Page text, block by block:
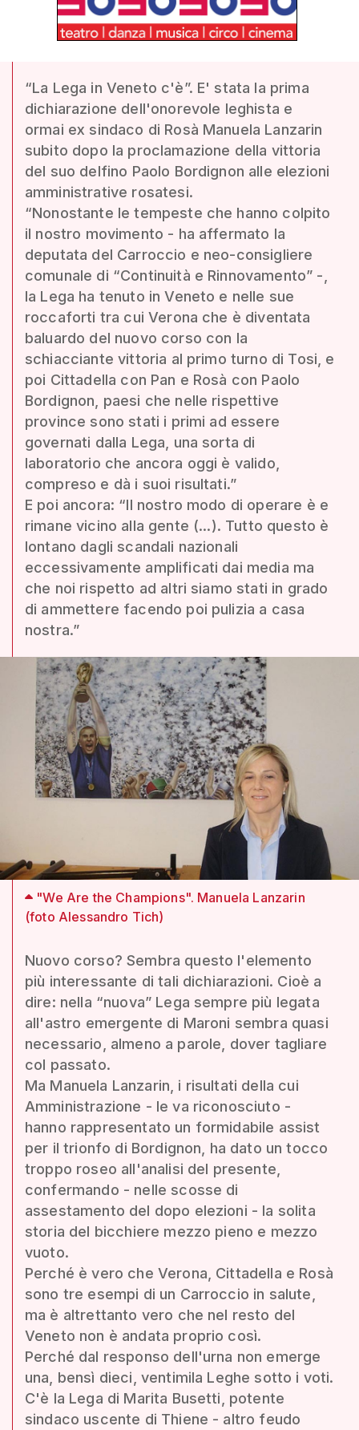
“La Lega in Veneto c'è”. E' stata la prima
dichiarazione dell'onorevole leghista e
ormai ex sindaco di Rosà Manuela Lanzarin
subito dopo la proclamazione della vittoria
del suo delfino Paolo Bordignon alle elezioni
amministrative rosatesi.
“Nonostante le tempeste che hanno colpito
il nostro movimento - ha affermato la
deputata del Carroccio e neo-consigliere
comunale di “Continuità e Rinnovamento” -,
la Lega ha tenuto in Veneto e nelle sue
roccaforti tra cui Verona che è diventata
baluardo del nuovo corso con la
schiacciante vittoria al primo turno di Tosi, e
poi Cittadella con Pan e Rosà con Paolo
Bordignon, paesi che nelle rispettive
province sono stati i primi ad essere
governati dalla Lega, una sorta di
laboratorio che ancora oggi è valido,
compreso e dà i suoi risultati.”
E poi ancora: “Il nostro modo di operare è e
rimane vicino alla gente (...). Tutto questo è
lontano dagli scandali nazionali
eccessivamente amplificati dai media ma
che noi rispetto ad altri siamo stati in grado
di ammettere facendo poi pulizia a casa
nostra.”
"We Are the Champions". Manuela Lanzarin
(foto Alessandro Tich)
Nuovo corso? Sembra questo l'elemento
più interessante di tali dichiarazioni. Cioè a
dire: nella “nuova” Lega sempre più legata
all'astro emergente di Maroni sembra quasi
necessario, almeno a parole, dover tagliare
col passato.
Ma Manuela Lanzarin, i risultati della cui
Amministrazione - le va riconosciuto -
hanno rappresentato un formidabile assist
per il trionfo di Bordignon, ha dato un tocco
troppo roseo all'analisi del presente,
confermando - nelle scosse di
assestamento del dopo elezioni - la solita
storia del bicchiere mezzo pieno e mezzo
vuoto.
Perché è vero che Verona, Cittadella e Rosà
sono tre esempi di un Carroccio in salute,
ma è altrettanto vero che nel resto del
Veneto non è andata proprio così.
Perché dal responso dell'urna non emerge
una, bensì dieci, ventimila Leghe sotto i voti.
C'è la Lega di Marita Busetti, potente
sindaco uscente di Thiene - altro feudo